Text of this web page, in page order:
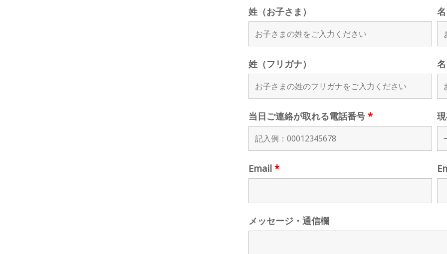
姓（お子さま）
姓（フリガナ）
当日ご連絡が取れる電話番号 *
Email *
メッセージ・通信欄